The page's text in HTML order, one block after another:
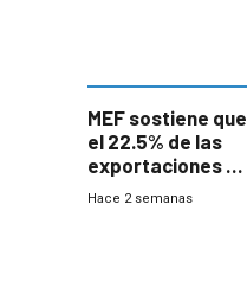
MEF sostiene que
el 22.5% de las
exportaciones a
EE.UU se verán
Hace 2 semanas